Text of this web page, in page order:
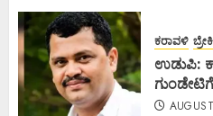
ಕರಾವಳಿ
ಉಡುಪಿ: